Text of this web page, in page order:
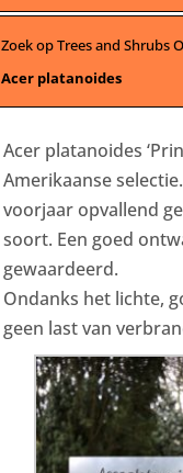
Zoek op Trees and Shrubs
Acer platanoides
Acer platanoides
Amerikaanse
voorjaar opvallend
soort. Een goed
gewaardeerd.
Ondanks het lichte,
geen last van